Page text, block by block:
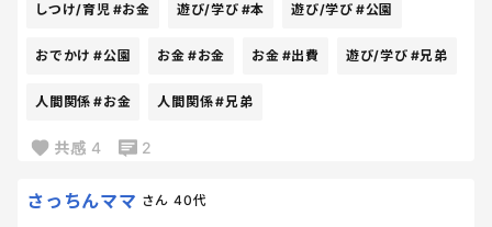
てます。笑
小さい人間ですね、、
でも、子供が集まるところでお金を稼ごうとするの
本当迷惑、、
しつけ/育児 #お金 遊び/学び #本 遊び/学び #公園
おでかけ #公園 お金 #お金 お金 #出費 遊び/学び #兄弟
人間関係 #お金 人間関係#兄弟
共感 4 2
さっちんママ さん 40代